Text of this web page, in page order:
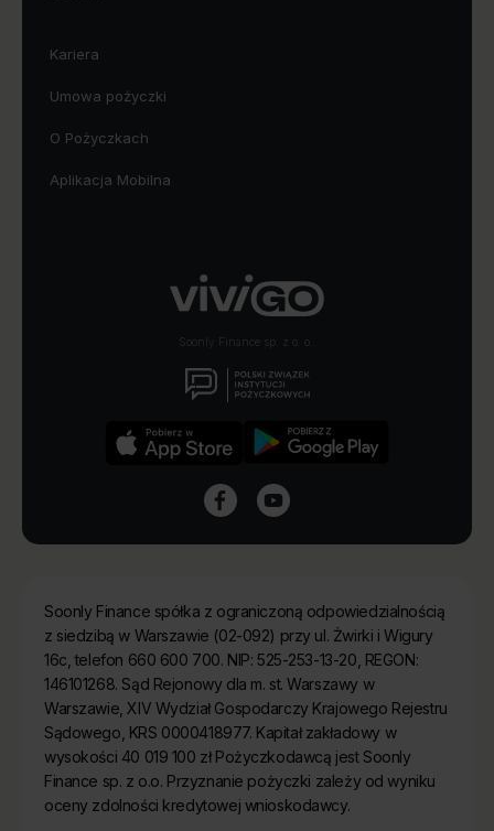
Kariera
Umowa pożyczki
O Pożyczkach
Aplikacja Mobilna
Soonly Finance sp. z o. o..
Soonly Finance spółka z ograniczoną odpowiedzialnością
z siedzibą w Warszawie (02-092) przy ul. Żwirki i Wigury
16c, telefon 660 600 700. NIP: 525-253-13-20, REGON:
146101268. Sąd Rejonowy dla m. st. Warszawy w
Warszawie, XIV Wydział Gospodarczy Krajowego Rejestru
Sądowego, KRS 0000418977. Kapitał zakładowy w
wysokości 40 019 100 zł Pożyczkodawcą jest Soonly
Finance sp. z o.o. Przyznanie pożyczki zależy od wyniku
oceny zdolności kredytowej wnioskodawcy.